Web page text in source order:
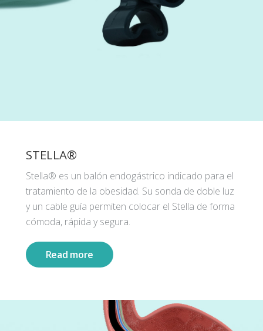
STELLA®
Stella® es un balón endogástrico indicado para el
tratamiento de la obesidad. Su sonda de doble luz
y un cable guía permiten colocar el Stella de forma
cómoda, rápida y segura.
Read more